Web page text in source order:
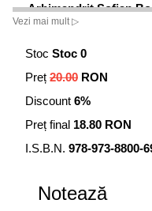
Arhimandrit Sofian
Olga Greceanu este un
românești. Cu
cărturarului adevărat,
cunoaștere, dar mai
atmosfera dramatică și
cetate a Ierusalimului, a
vremea în care
Vezi mai mult ▷
Stoc Stoc 0
Preț 20.00 RON
Discount 6%
Preț final 18.80 RON
I.S.B.N. 978-973-8800-
Notează